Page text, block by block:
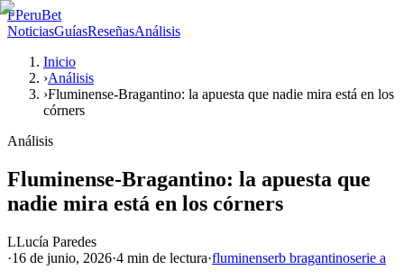
PPeruBet
NoticiasGuíasReseñasAnálisis
Inicio
›Análisis
›Fluminense-Bragantino: la apuesta que nadie mira está en los
córners
Análisis
Fluminense-Bragantino: la apuesta que
nadie mira está en los córners
LLucía Paredes
·16 de junio, 2026·4 min de lectura·fluminenserb bragantinoserie a